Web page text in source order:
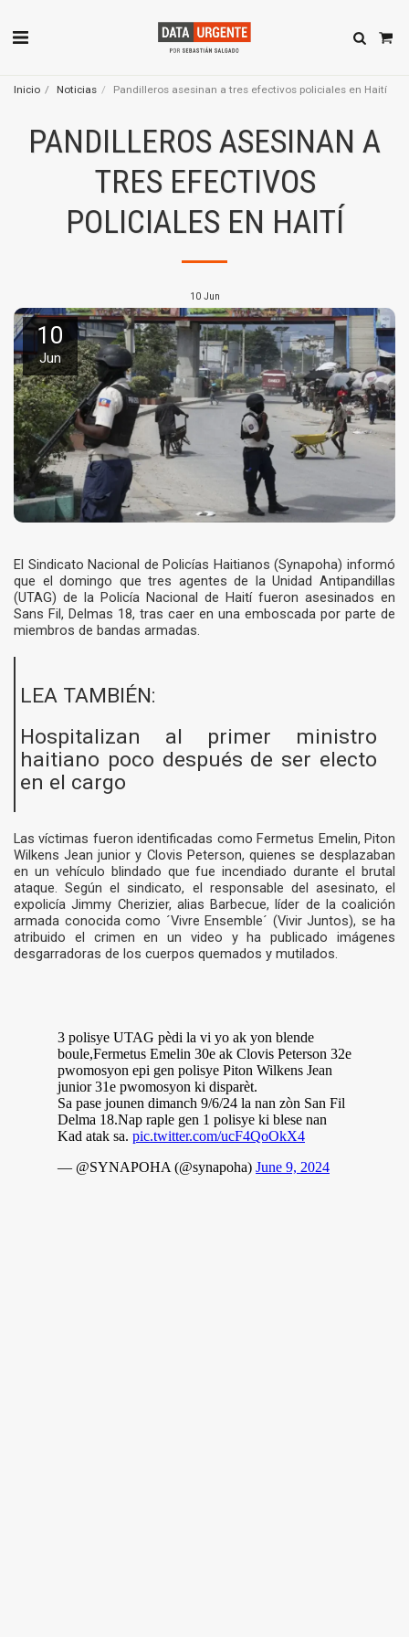
Inicio Noticias Pandilleros asesinan a tres efectivos policiales en Haití
PANDILLEROS ASESINAN A
TRES EFECTIVOS
POLICIALES EN HAITÍ
10 Jun
10
Jun
El Sindicato Nacional de Policías Haitianos (Synapoha) informó
que el domingo que tres agentes de la Unidad Antipandillas
(UTAG) de la Policía Nacional de Haití fueron asesinados en
Sans Fil, Delmas 18, tras caer en una emboscada por parte de
miembros de bandas armadas.
LEA TAMBIÉN:
Hospitalizan al primer ministro
haitiano poco después de ser electo
en el cargo
Las víctimas fueron identificadas como Fermetus Emelin, Piton
Wilkens Jean junior y Clovis Peterson, quienes se desplazaban
en un vehículo blindado que fue incendiado durante el brutal
ataque. Según el sindicato, el responsable del asesinato, el
expolicía Jimmy Cherizier, alias Barbecue, líder de la coalición
armada conocida como ´Vivre Ensemble´ (Vivir Juntos), se ha
atribuido el crimen en un video y ha publicado imágenes
desgarradoras de los cuerpos quemados y mutilados.